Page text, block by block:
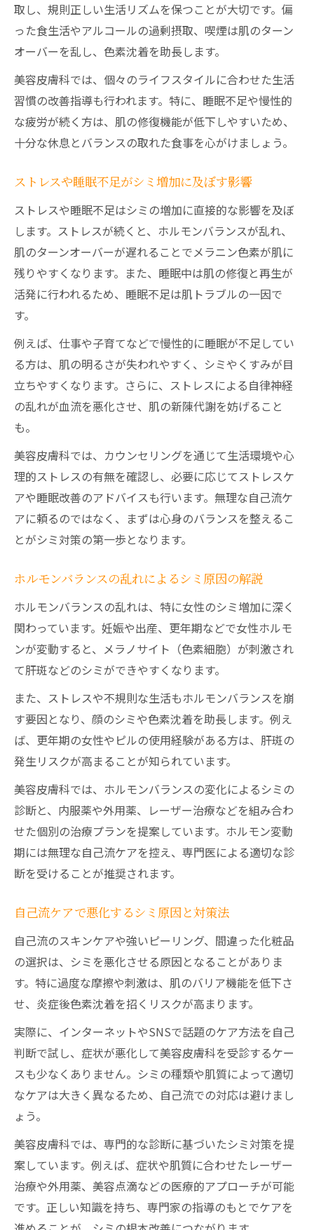
取し、規則正しい生活リズムを保つことが大切です。偏
った食生活やアルコールの過剰摂取、喫煙は肌のターン
オーバーを乱し、色素沈着を助長します。
美容皮膚科では、個々のライフスタイルに合わせた生活
習慣の改善指導も行われます。特に、睡眠不足や慢性的
な疲労が続く方は、肌の修復機能が低下しやすいため、
十分な休息とバランスの取れた食事を心がけましょう。
ストレスや睡眠不足がシミ増加に及ぼす影響
ストレスや睡眠不足はシミの増加に直接的な影響を及ぼ
します。ストレスが続くと、ホルモンバランスが乱れ、
肌のターンオーバーが遅れることでメラニン色素が肌に
残りやすくなります。また、睡眠中は肌の修復と再生が
活発に行われるため、睡眠不足は肌トラブルの一因で
す。
例えば、仕事や子育てなどで慢性的に睡眠が不足してい
る方は、肌の明るさが失われやすく、シミやくすみが目
立ちやすくなります。さらに、ストレスによる自律神経
の乱れが血流を悪化させ、肌の新陳代謝を妨げること
も。
美容皮膚科では、カウンセリングを通じて生活環境や心
理的ストレスの有無を確認し、必要に応じてストレスケ
アや睡眠改善のアドバイスも行います。無理な自己流ケ
アに頼るのではなく、まずは心身のバランスを整えるこ
とがシミ対策の第一歩となります。
ホルモンバランスの乱れによるシミ原因の解説
ホルモンバランスの乱れは、特に女性のシミ増加に深く
関わっています。妊娠や出産、更年期などで女性ホルモ
ンが変動すると、メラノサイト（色素細胞）が刺激され
て肝斑などのシミができやすくなります。
また、ストレスや不規則な生活もホルモンバランスを崩
す要因となり、顔のシミや色素沈着を助長します。例え
ば、更年期の女性やピルの使用経験がある方は、肝斑の
発生リスクが高まることが知られています。
美容皮膚科では、ホルモンバランスの変化によるシミの
診断と、内服薬や外用薬、レーザー治療などを組み合わ
せた個別の治療プランを提案しています。ホルモン変動
期には無理な自己流ケアを控え、専門医による適切な診
断を受けることが推奨されます。
自己流ケアで悪化するシミ原因と対策法
自己流のスキンケアや強いピーリング、間違った化粧品
の選択は、シミを悪化させる原因となることがありま
す。特に過度な摩擦や刺激は、肌のバリア機能を低下さ
せ、炎症後色素沈着を招くリスクが高まります。
実際に、インターネットやSNSで話題のケア方法を自己
判断で試し、症状が悪化して美容皮膚科を受診するケー
スも少なくありません。シミの種類や肌質によって適切
なケアは大きく異なるため、自己流での対応は避けまし
ょう。
美容皮膚科では、専門的な診断に基づいたシミ対策を提
案しています。例えば、症状や肌質に合わせたレーザー
治療や外用薬、美容点滴などの医療的アプローチが可能
です。正しい知識を持ち、専門家の指導のもとでケアを